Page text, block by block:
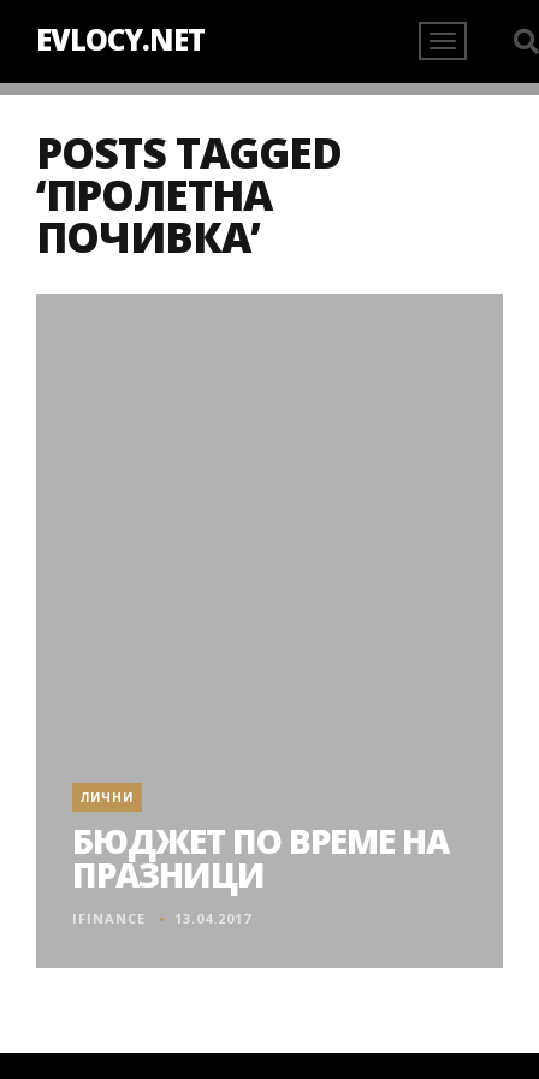
EVLOCY.NET
POSTS TAGGED
‘ПРОЛЕТНА
ПОЧИВКА’
ЛИЧНИ
БЮДЖЕТ ПО ВРЕМЕ НА
ПРАЗНИЦИ
IFINANCE 13.04.2017